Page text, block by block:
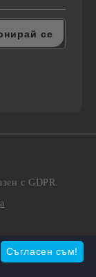
с GDPR.
Съгласен съм!